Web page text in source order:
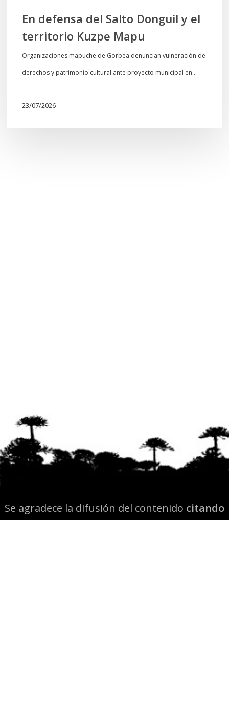
En defensa del Salto Donguil y el
territorio Kuzpe Mapu
Organizaciones mapuche de Gorbea denuncian vulneración de
derechos y patrimonio cultural ante proyecto municipal en…
23/07/2026
Se agradece la difusión del contenido citando
la fuente www.mapuexpress.org